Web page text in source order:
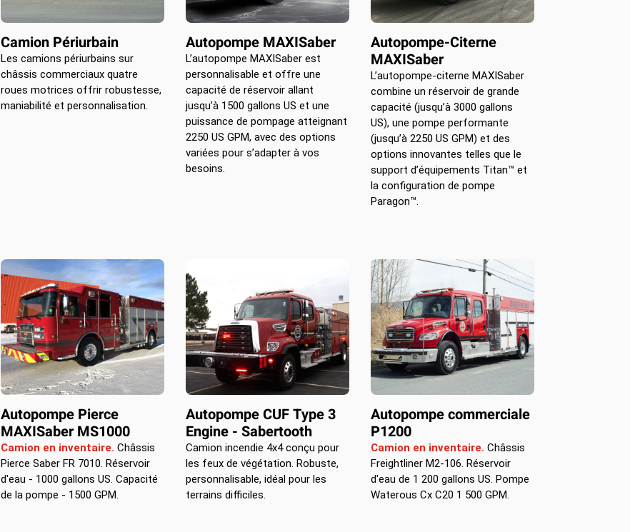
Camion Périurbain
Les camions périurbains sur
châssis commerciaux quatre
roues motrices offrir robustesse,
maniabilité et personnalisation.
Autopompe MAXISaber
L’autopompe MAXISaber est
personnalisable et offre une
capacité de réservoir allant
jusqu’à 1500 gallons US et une
puissance de pompage atteignant
2250 US GPM, avec des options
variées pour s’adapter à vos
besoins.
Autopompe-Citerne
MAXISaber
L’autopompe-citerne MAXISaber
combine un réservoir de grande
capacité (jusqu’à 3000 gallons
US), une pompe performante
(jusqu’à 2250 US GPM) et des
options innovantes telles que le
support d’équipements Titan™ et
la configuration de pompe
Paragon™.
Autopompe Pierce
MAXISaber MS1000
Camion en inventaire. Châssis
Pierce Saber FR 7010. Réservoir
d'eau - 1000 gallons US. Capacité
de la pompe - 1500 GPM.
Autopompe CUF Type 3
Engine - Sabertooth
Camion incendie 4x4 conçu pour
les feux de végétation. Robuste,
personnalisable, idéal pour les
terrains difficiles.
Autopompe commerciale
P1200
Camion en inventaire. Châssis
Freightliner M2-106. Réservoir
d'eau de 1 200 gallons US. Pompe
Waterous Cx C20 1 500 GPM.